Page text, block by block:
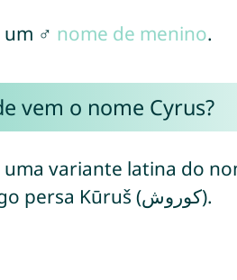
um ♂ nome de menino.
vem o nome Cyrus?
uma variante latina do
do antigo persa Kūruš (کوروش).